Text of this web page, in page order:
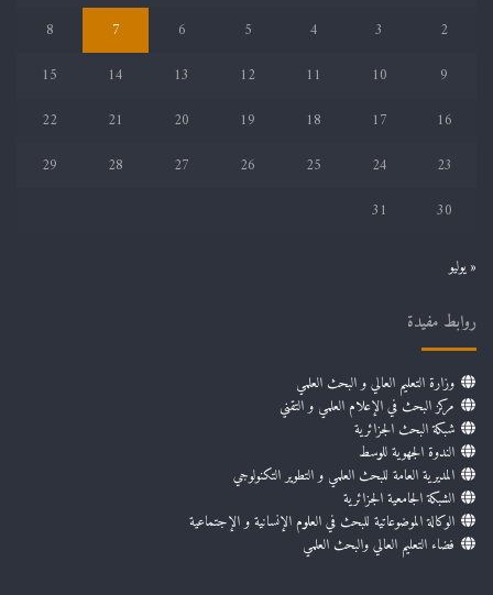
2
3
4
5
6
7
8
9
10
11
12
13
14
15
16
17
18
19
20
21
22
23
24
25
26
27
28
29
30
31
« يوليو
روابط مفيدة
وزارة التعليم العالي و البحث العلمي
مركز البحث في الإعلام العلمي و التقني
شبكة البحث الجزائرية
الندوة الجهوية للوسط
المديرية العامة للبحث العلمي و التطوير التكنولوجي
الشبكة الجامعية الجزائرية
الوكالة الموضوعاتية للبحث في العلوم الإنسانية و الإجتماعية
فضاء التعليم العالي والبحث العلمي